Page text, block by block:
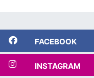
FACEBOOK
INSTAGRAM